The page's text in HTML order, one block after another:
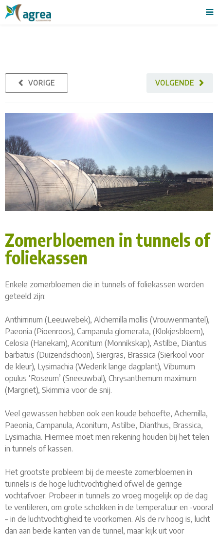
VOLGENDE
VORIGE
Zomerbloemen in tunnels of
foliekassen
Enkele zomerbloemen die in tunnels of foliekassen worden
geteeld zijn:
Anthirrinum (Leeuwebek), Alchemilla mollis (Vrouwenmantel),
Paeonia (Pioenroos), Campanula glomerata, (Klokjesbloem),
Celosia (Hanekam), Aconitum (Monnikskap), Astilbe, Diantus
barbatus (Duizendschoon), Siergras, Brassica (Sierkool voor
de kleur), Lysimachia (Wederik lange dagplant), Viburnum
opulus ‘Roseum’ (Sneeuwbal), Chrysanthemum maximum
(Margriet), Skimmia voor de snij.
Veel gewassen hebben ook een koude behoefte, Achemilla,
Paeonia, Campanula, Aconitum, Astilbe, Dianthus, Brassica,
Lysimachia. Hiermee moet men rekening houden bij het telen
in tunnels of kassen.
Het grootste probleem bij de meeste zomerbloemen in
tunnels is de hoge luchtvochtigheid ofwel de geringe
vochtafvoer. Probeer in tunnels zo vroeg mogelijk op de dag
te ventileren, om grote schokken in de temperatuur en -vooral
– in de luchtvochtigheid te voorkomen. Als de rv hoog is, lucht
dan aan beide kanten van de tunnel, maar kijk uit voor